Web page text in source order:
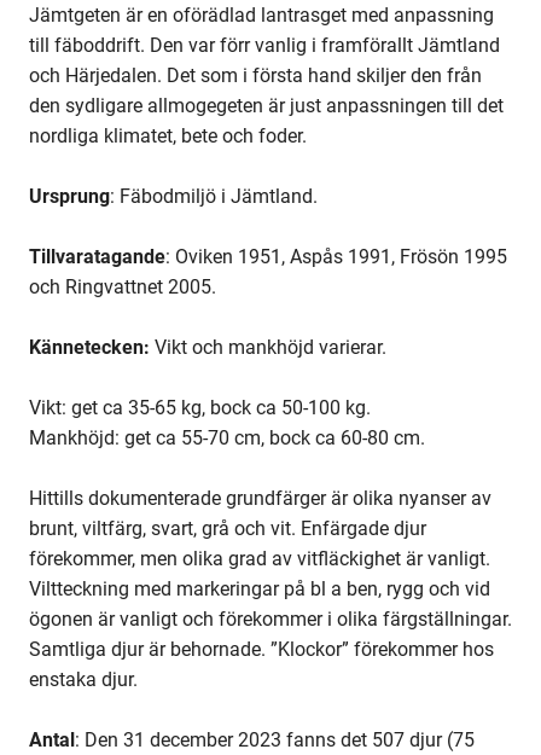
Jämtgeten är en oförädlad lantrasget med anpassning
till fäboddrift. Den var förr vanlig i framförallt Jämtland
och Härjedalen. Det som i första hand skiljer den från
den sydligare allmogegeten är just anpassningen till det
nordliga klimatet, bete och foder.
Ursprung: Fäbodmiljö i Jämtland.
Tillvaratagande: Oviken 1951, Aspås 1991, Frösön 1995
och Ringvattnet 2005.
Kännetecken: Vikt och mankhöjd varierar.
Vikt: get ca 35-65 kg, bock ca 50-100 kg.
Mankhöjd: get ca 55-70 cm, bock ca 60-80 cm.
Hittills dokumenterade grundfärger är olika nyanser av
brunt, viltfärg, svart, grå och vit. Enfärgade djur
förekommer, men olika grad av vitfläckighet är vanligt.
Viltteckning med markeringar på bl a ben, rygg och vid
ögonen är vanligt och förekommer i olika färgställningar.
Samtliga djur är behornade. ”Klockor” förekommer hos
enstaka djur.
Antal : Den 31 december 2023 fanns det 507 djur (75